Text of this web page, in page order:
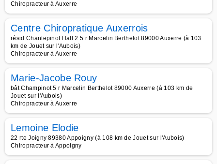
Chiropracteur à Auxerre
Centre Chiropratique Auxerrois
résid Chantepinot Hall 2 5 r Marcelin Berthelot 89000 Auxerre (à 103
km de Jouet sur l'Aubois)
Chiropracteur à Auxerre
Marie-Jacobe Rouy
bât Champinot 5 r Marcelin Berthelot 89000 Auxerre (à 103 km de
Jouet sur l'Aubois)
Chiropracteur à Auxerre
Lemoine Elodie
22 rte Joigny 89380 Appoigny (à 108 km de Jouet sur l'Aubois)
Chiropracteur à Appoigny